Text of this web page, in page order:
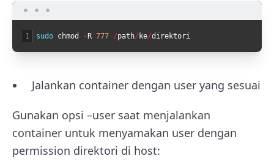
1 sudo chmod - R 777 /path/ ke/direktori
Jalankan container dengan user yang sesuai
Gunakan opsi –user saat menjalankan
container untuk menyamakan user dengan
permission direktori di host: